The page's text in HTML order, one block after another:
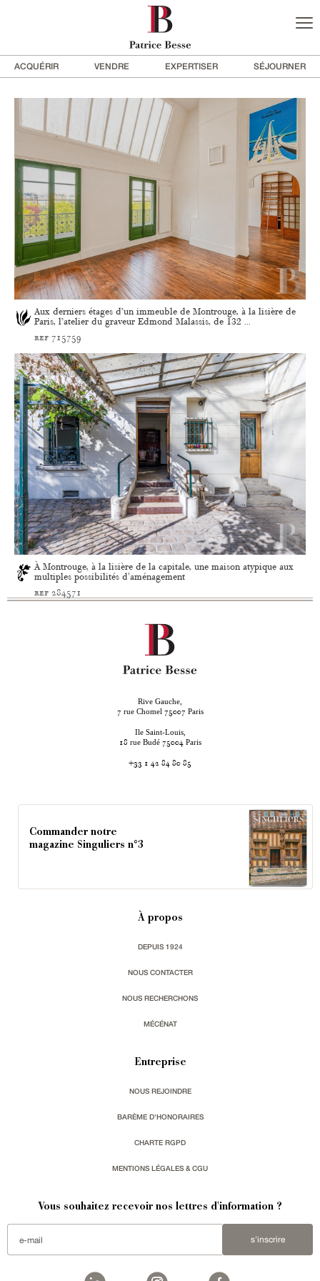
ACQUÉRIR VENDRE EXPERTISER SÉJOURNER
Aux derniers étages d’un immeuble de Montrouge, à la lisière de
Paris, l’atelier du graveur Edmond Malassis, de 132 ...
ref 715759
À Montrouge, à la lisière de la capitale, une maison atypique aux
multiples possibilités d'aménagement
ref 284571
Rive Gauche,
7 rue Chomel 75007 Paris
Ile Saint-Louis,
18 rue Budé 75004 Paris
+33 1 42 84 80 85
Commander notre
magazine Singuliers n°3
À propos
DEPUIS 1924
NOUS CONTACTER
NOUS RECHERCHONS
MÉCÉNAT
Entreprise
NOUS REJOINDRE
BARÈME D'HONORAIRES
CHARTE RGPD
MENTIONS LÉGALES & CGU
Vous souhaitez recevoir nos lettres d'information ?
s'inscrire